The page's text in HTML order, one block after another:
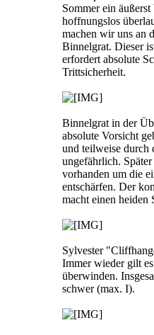
Sommer ein
hoffnungslos
machen wir uns an
Binnelgrat. Dieser
erfordert absolute
Trittsicherheit.
Binnelgrat in der
absolute Vorsicht
und teilweise durch
ungefährlich.
vorhanden um die
entschärfen. Der
macht einen heiden
Sylvester
Immer wieder gilt
überwinden.
schwer (max. I).